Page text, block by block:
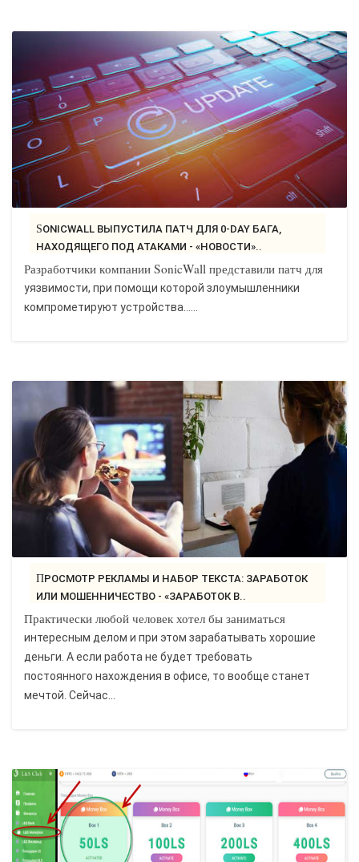
SONICWALL ВЫПУСТИЛА ПАТЧ ДЛЯ 0-DAY БАГА,
НАХОДЯЩЕГО ПОД АТАКАМИ - «НОВОСТИ»..
Разработчики компании SonicWall представили патч для
уязвимости, при помощи которой злоумышленники
компрометируют устройства…...
ПРОСМОТР РЕКЛАМЫ И НАБОР ТЕКСТА: ЗАРАБОТОК
ИЛИ МОШЕННИЧЕСТВО - «ЗАРАБОТОК В..
Практически любой человек хотел бы заниматься
интересным делом и при этом зарабатывать хорошие
деньги. А если работа не будет требовать
постоянного нахождения в офисе, то вообще станет
мечтой. Сейчас...